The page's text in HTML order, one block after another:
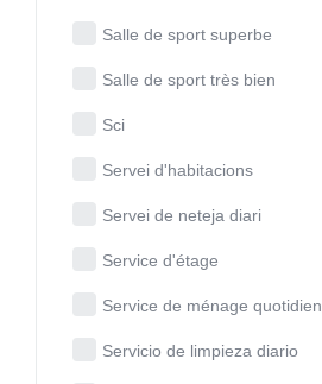
Salle de sport superbe
Salle de sport très bien
Sci
Servei d'habitacions
Servei de neteja diari
Service d'étage
Service de ménage quotidien
Servicio de limpieza diario